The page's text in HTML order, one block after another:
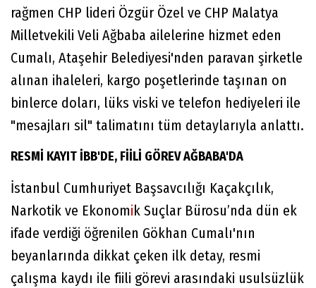
rağmen CHP lideri Özgür Özel ve CHP Malatya
Milletvekili Veli Ağbaba ailelerine hizmet eden
Cumalı, Ataşehir Belediyesi'nden paravan şirketle
alınan ihaleleri, kargo poşetlerinde taşınan on
binlerce doları, lüks viski ve telefon hediyeleri ile
"mesajları sil" talimatını tüm detaylarıyla anlattı.
RESMİ KAYIT İBB'DE, FİİLİ GÖREV AĞBABA'DA
İstanbul Cumhuriyet Başsavcılığı Kaçakçılık,
Narkotik ve Ekonomik Suçlar Bürosu’nda dün ek
ifade verdiği öğrenilen Gökhan Cumalı'nın
beyanlarında dikkat çeken ilk detay, resmi
çalışma kaydı ile fiili görevi arasındaki usulsüzlük